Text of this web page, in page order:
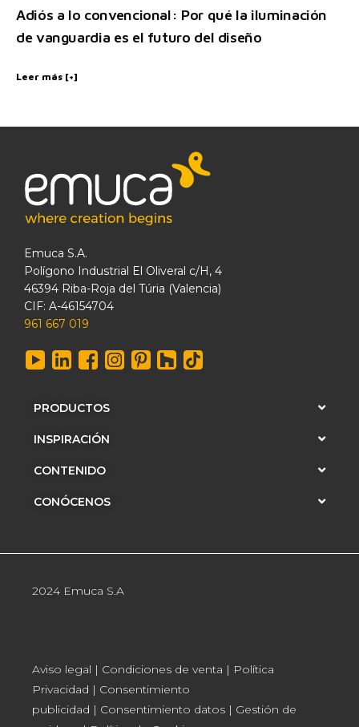
Adiós a lo convencional: Por qué la iluminación
de vanguardia es el futuro del diseño
Leer más [+]
Emuca S.A.
Polígono Industrial El Oliveral c/H, 4
46394 Riba-Roja del Túria (Valencia)
CIF: A-46154704
961 667 019
PRODUCTOS
INSPIRACIÓN
CONTENIDO
CONÓCENOS
2024 Emuca S.A
Aviso legal | Condiciones de venta | Política
Privacidad | Consentimiento
publicidad | Consentimiento datos | Gestión de